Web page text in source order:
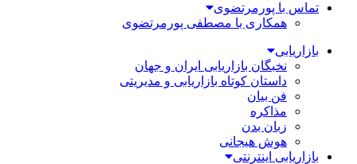
تماس با پورمرتضوی
همکاری با مصطفی پورمرتضوی
بازاریابی
نخبگان بازاریابی ایران و جهان
داستان کوتاه بازاریابی و مدیریتی
فن بیان
مذاکره
زبان بدن
هوش هیجانی
بازاریابی اینترنتی